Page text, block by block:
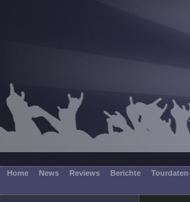
Home News Reviews Berichte Tourdaten